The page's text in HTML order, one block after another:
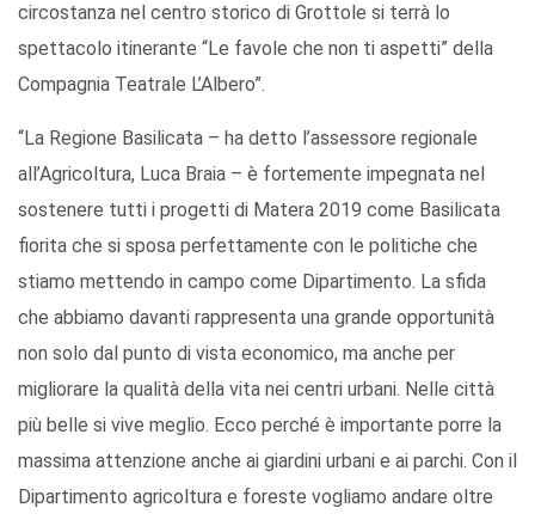
circostanza nel centro storico di Grottole si terrà lo
spettacolo itinerante “Le favole che non ti aspetti” della
Compagnia Teatrale L’Albero”.
“La Regione Basilicata – ha detto l’assessore regionale
all’Agricoltura, Luca Braia – è fortemente impegnata nel
sostenere tutti i progetti di Matera 2019 come Basilicata
fiorita che si sposa perfettamente con le politiche che
stiamo mettendo in campo come Dipartimento. La sfida
che abbiamo davanti rappresenta una grande opportunità
non solo dal punto di vista economico, ma anche per
migliorare la qualità della vita nei centri urbani. Nelle città
più belle si vive meglio. Ecco perché è importante porre la
massima attenzione anche ai giardini urbani e ai parchi. Con il
Dipartimento agricoltura e foreste vogliamo andare oltre